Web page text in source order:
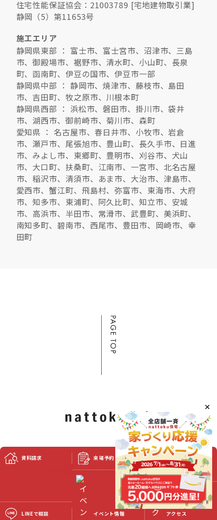
住宅性能保証協会：21003789 [宅地建物取引業]
静岡（5）第11653号
施工エリア
静岡県東部 ： 富士市、富士宮市、沼津市、三島
市、御殿場市、裾野市、清水町、小山町、長泉
町、函南町、伊豆の国市、伊豆市一部
静岡県中部 ： 静岡市、焼津市、藤枝市、島田
市、吉田町、牧之原市、川根本町
静岡県西部 ： 浜松市、磐田市、掛川市、袋井
市、湖西市、御前崎市、菊川市、森町
愛知県 ： 名古屋市、春日井市、小牧市、岩倉
市、瀬戸市、尾張旭市、豊山町、長久手市、日進
市、みよし市、東郷町、豊明市、刈谷市、犬山
市、大口町、扶桑町、江南市、一宮市、北名古屋
市、稲沢市、清須市、あま市、大治市、津島市、
愛西市、蟹江町、飛島村、弥富市、東海市、大府
市、知多市、東浦町、阿久比町、知立市、安城
市、高浜市、半田市、常滑市、武豊町、美浜町、
南知多町、碧南市、西尾市、豊田市、岡崎市、幸
田町
©2023 Nattoku Jutaku Kobo Co., Ltd.
資料請求 来場予約 スタッフブログ
LINEで相談 イベント情報 アクセス